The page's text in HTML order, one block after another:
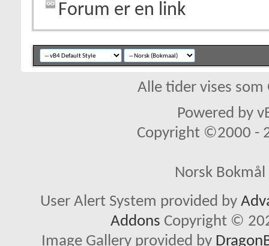
Forum er en link
Alle tider vises som
Powered by
Copyright ©2000 -
Norsk
User Alert System provided by
Addons Copyright ©
Image Gallery provided by